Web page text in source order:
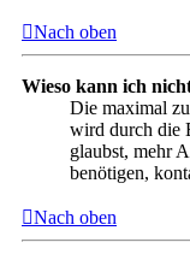
Nach oben
Wieso kann ich
Die maximal
wird durch die
glaubst, mehr
benötigen,
Nach oben